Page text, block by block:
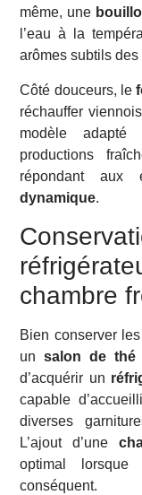
même, une
l’eau à la
arômes subtils
Côté douceurs, le
réchauffer
modèle
productions
répondant aux
dynamique.
chambre
Bien conserver
unsalon de thé
d’acquérir un
capable
diverses
L’ajout d’une
optimal lorsque
conséquent.